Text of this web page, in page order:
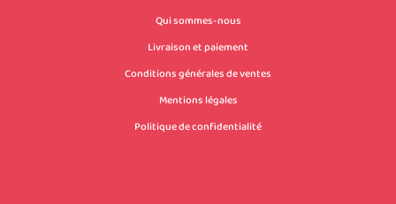
Qui sommes-nous
Livraison et paiement
Conditions générales de ventes
Mentions légales
Politique de confidentialité